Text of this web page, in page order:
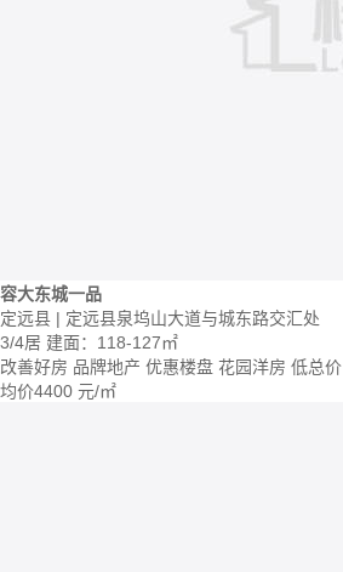
容大东城一品
定远县 | 定远县泉坞山大道与城东路交汇处
3/4居 建面：118-127㎡
改善好房 品牌地产 优惠楼盘 花园洋房 低总价
均价4400 元/㎡